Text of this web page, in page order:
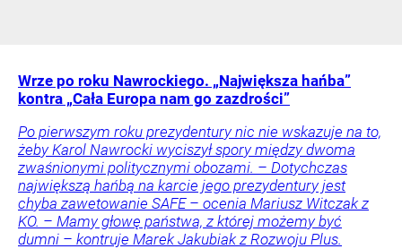
Wrze po roku Nawrockiego. „Największa hańba”
kontra „Cała Europa nam go zazdrości”
Po pierwszym roku prezydentury nic nie wskazuje na to,
żeby Karol Nawrocki wyciszył spory między dwoma
zwaśnionymi politycznymi obozami. – Dotychczas
największą hańbą na karcie jego prezydentury jest
chyba zawetowanie SAFE – ocenia Mariusz Witczak z
KO. – Mamy głowę państwa, z której możemy być
dumni – kontruje Marek Jakubiak z Rozwoju Plus.